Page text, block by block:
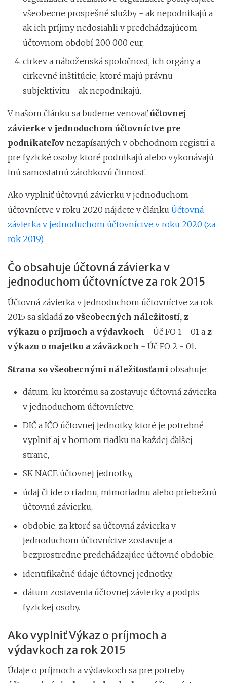
všeobecne prospešné služby - ak nepodnikajú a
ak ich príjmy nedosiahli v predchádzajúcom
účtovnom období 200 000 eur,
cirkev a náboženská spoločnosť, ich orgány a
cirkevné inštitúcie, ktoré majú právnu
subjektivitu - ak nepodnikajú.
V našom článku sa budeme venovaťúčtovnej
závierke v jednoduchom účtovníctve pre
podnikateľov nezapísaných v obchodnom registri a
pre fyzické osoby, ktoré podnikajú alebo vykonávajú
inú samostatnú zárobkovú činnosť.
Ako vyplniť účtovnú závierku v jednoduchom
účtovníctve v roku 2020 nájdete v článku Účtovná
závierka v jednoduchom účtovníctve v roku 2020 (za
rok 2019).
Čo obsahuje účtovná závierka v
jednoduchom účtovníctve za rok 2015
Účtovná závierka v jednoduchom účtovníctve za rok
2015 sa skladá zo všeobecných náležitostí, z
výkazu o príjmoch a výdavkoch - Úč FO 1 - 01 a z
výkazu o majetku a záväzkoch - Úč FO 2 - 01.
Strana so všeobecnými náležitosťami obsahuje:
dátum, ku ktorému sa zostavuje účtovná závierka
v jednoduchom účtovníctve,
DIČ a IČO účtovnej jednotky, ktoré je potrebné
vyplniť aj v hornom riadku na každej ďalšej
strane,
SK NACE účtovnej jednotky,
údaj či ide o riadnu, mimoriadnu alebo priebežnú
účtovnú závierku,
obdobie, za ktoré sa účtovná závierka v
jednoduchom účtovníctve zostavuje a
bezprostredne predchádzajúce účtovné obdobie,
identifikačné údaje účtovnej jednotky,
dátum zostavenia účtovnej závierky a podpis
fyzickej osoby.
Ako vyplniť Výkaz o príjmoch a
výdavkoch za rok 2015
Údaje o príjmoch a výdavkoch sa pre potreby